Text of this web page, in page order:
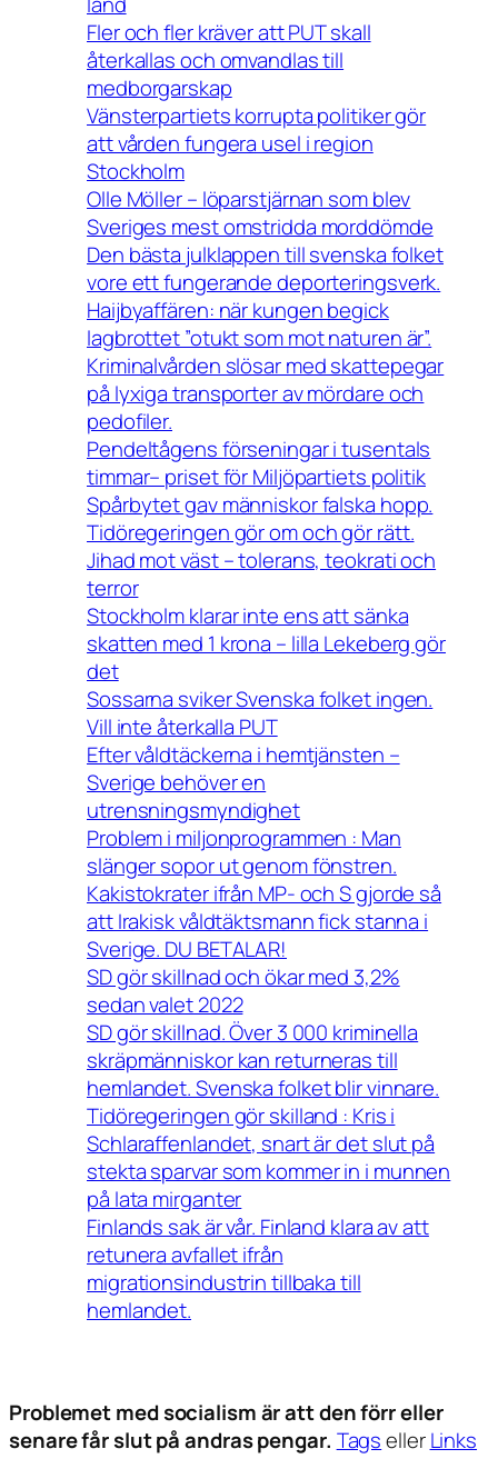
Fler och fler kräver att PUT skall
återkallas och omvandlas till
medborgarskap
Vänsterpartiets korrupta politiker gör
att vården fungera usel i region
Stockholm
Olle Möller – löparstjärnan som blev
Sveriges mest omstridda morddömde
Den bästa julklappen till svenska folket
vore ett fungerande deporteringsverk.
Haijbyaffären: när kungen begick
lagbrottet ”otukt som mot naturen är”.
Kriminalvården slösar med skattepegar
på lyxiga transporter av mördare och
pedofiler.
Pendeltågens förseningar i tusentals
timmar– priset för Miljöpartiets politik
Spårbytet gav människor falska hopp.
Tidöregeringen gör om och gör rätt.
Jihad mot väst – tolerans, teokrati och
terror
Stockholm klarar inte ens att sänka
skatten med 1 krona – lilla Lekeberg gör
det
Sossarna sviker Svenska folket ingen.
Vill inte återkalla PUT
Efter våldtäckerna i hemtjänsten –
Sverige behöver en
utrensningsmyndighet
Problem i miljonprogrammen : Man
slänger sopor ut genom fönstren.
Kakistokrater ifrån MP- och S gjorde så
att Irakisk våldtäktsmann fick stanna i
Sverige. DU BETALAR!
SD gör skillnad och ökar med 3,2%
sedan valet 2022
SD gör skillnad. Över 3 000 kriminella
skräpmänniskor kan returneras till
hemlandet. Svenska folket blir vinnare.
Tidöregeringen gör skilland : Kris i
Schlaraffenlandet, snart är det slut på
stekta sparvar som kommer in i munnen
på lata mirganter
Finlands sak är vår. Finland klara av att
retunera avfallet ifrån
migrationsindustrin tillbaka till
hemlandet.
Problemet med socialism är att den förr eller
senare får slut på andras pengar. TagsellerLinks